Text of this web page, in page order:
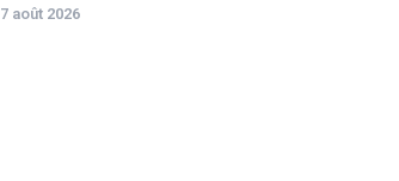
7 août 2026